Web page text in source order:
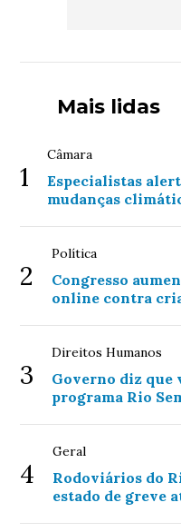
Mais lidas
1
Câmara
Especialistas
mudanças
2
Política
Congresso
online contra
3
Direitos Humanos
Governo diz que
programa Rio
4
Geral
Rodoviários do
estado de greve